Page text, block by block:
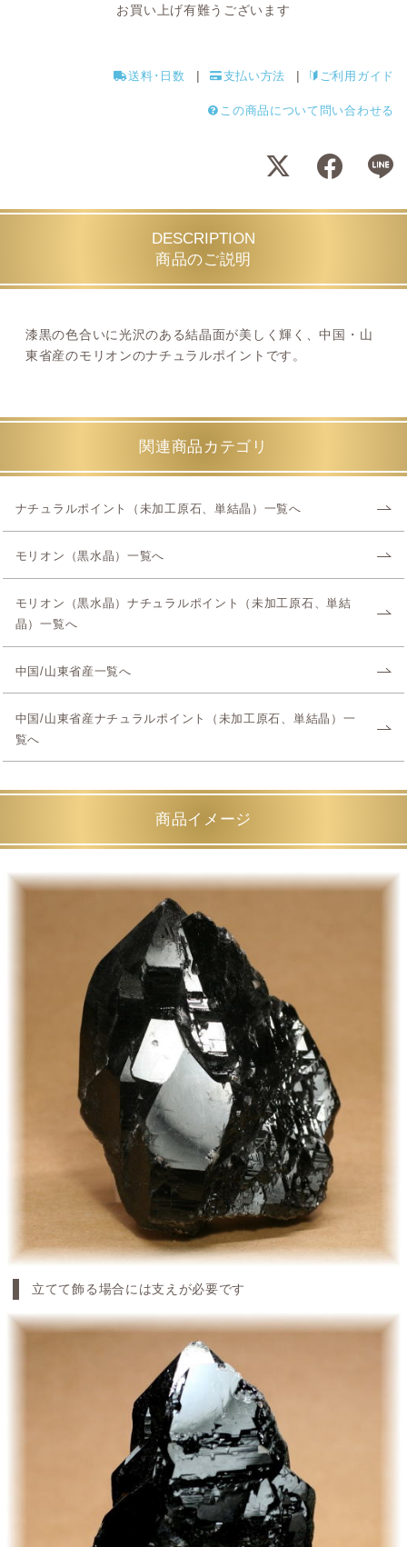
お買い上げ有難うございます
送料･日数 支払い方法 ご利用ガイド
この商品について問い合わせる
DESCRIPTION
商品のご説明
漆黒の色合いに光沢のある結晶面が美しく輝く、中国・山
東省産のモリオンのナチュラルポイントです。
関連商品カテゴリ
ナチュラルポイント（未加工原石、単結晶）一覧へ
モリオン（黒水晶）一覧へ
モリオン（黒水晶）ナチュラルポイント（未加工原石、単結
晶）一覧へ
中国/山東省産一覧へ
中国/山東省産ナチュラルポイント（未加工原石、単結晶）一
覧へ
商品イメージ
立てて飾る場合には支えが必要です